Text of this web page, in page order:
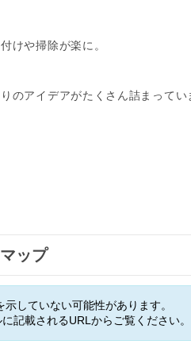
けや掃除が楽に。
のアイデアがたくさん詰まってい
マップ
していない可能性があります。
記載されるURLからご覧ください。